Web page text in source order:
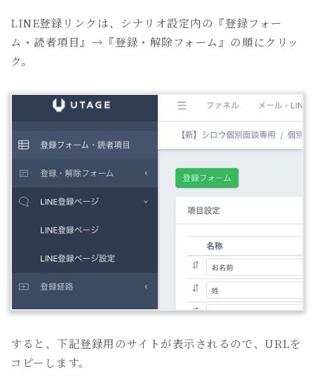
LINE登録リンクは、シナリオ設定内の『登録フォー
ム・読者項目』→『登録・解除フォーム』の順にクリッ
ク。
すると、下記登録用のサイトが表示されるので、URLを
コピーします。